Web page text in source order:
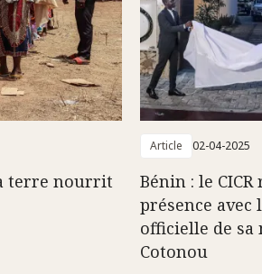
terre nourrit
Article 02-04-2025
Bénin : le
présence
officielle de sa
Cotonou